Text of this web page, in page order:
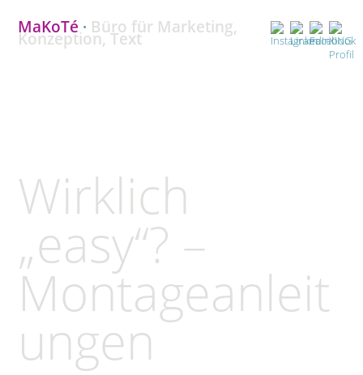
MaKoTé · Büro für Marketing,
Konzeption, Text
Wirklich
„easy“? –
Montageanleit
ungen